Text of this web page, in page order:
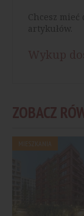
Chcesz
artykułów.
ZOBACZ